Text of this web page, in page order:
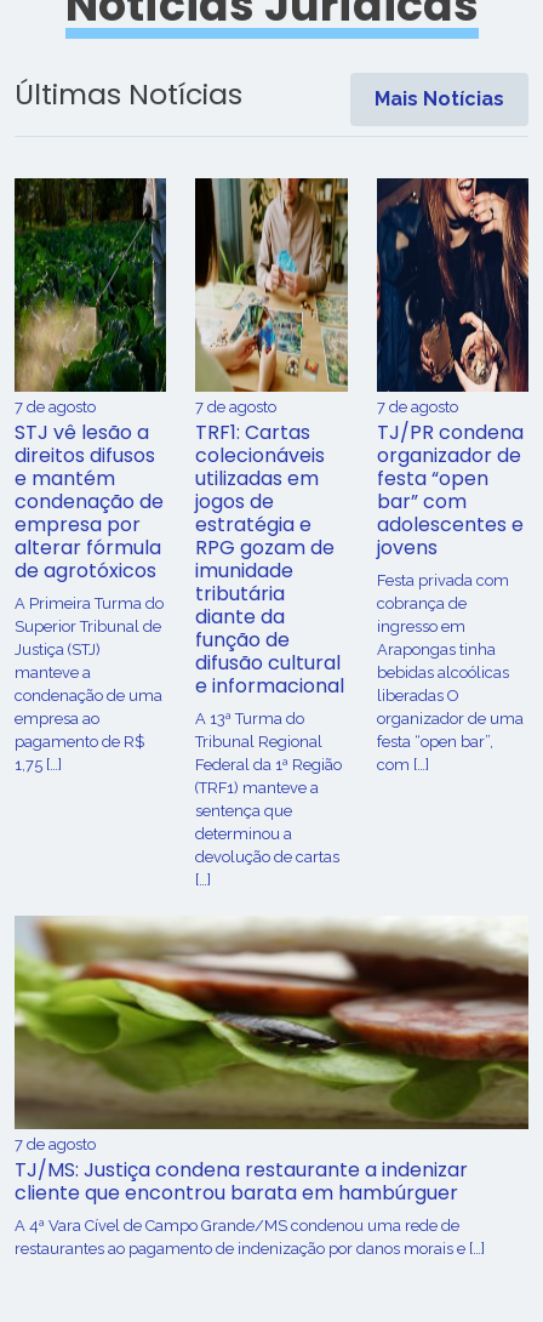
Últimas Notícias Mais Notícias
7 de agosto
STJ vê lesão a
direitos difusos
e mantém
condenação de
empresa por
alterar fórmula
de agrotóxicos
​A Primeira Turma do
Superior Tribunal de
Justiça (STJ)
manteve a
condenação de uma
empresa ao
pagamento de R$
1,75 […]
7 de agosto
TRF1: Cartas
colecionáveis
utilizadas em
jogos de
estratégia e
RPG gozam de
imunidade
tributária
diante da
função de
difusão cultural
e informacional
A 13ª Turma do
Tribunal Regional
Federal da 1ª Região
(TRF1) manteve a
sentença que
determinou a
devolução de cartas
[…]
7 de agosto
TJ/PR condena
organizador de
festa “open
bar” com
adolescentes e
jovens
Festa privada com
cobrança de
ingresso em
Arapongas tinha
bebidas alcoólicas
liberadas O
organizador de uma
festa “open bar”,
com […]
7 de agosto
TJ/MS: Justiça condena restaurante a indenizar
cliente que encontrou barata em hambúrguer
A 4ª Vara Cível de Campo Grande/MS condenou uma rede de
restaurantes ao pagamento de indenização por danos morais e […]